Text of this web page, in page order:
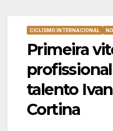
CICLISMO INTERNACIONAL
Primeira
talento
Cortina